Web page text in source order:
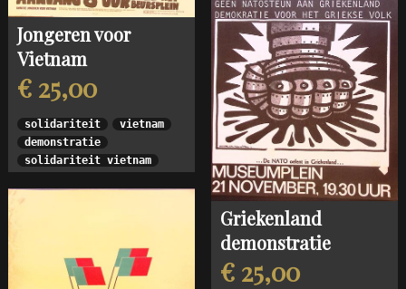
Jongeren voor
Vietnam
€ 25,00
solidariteit
vietnam
demonstratie
solidariteit vietnam
Griekenland
demonstratie
€ 25,00